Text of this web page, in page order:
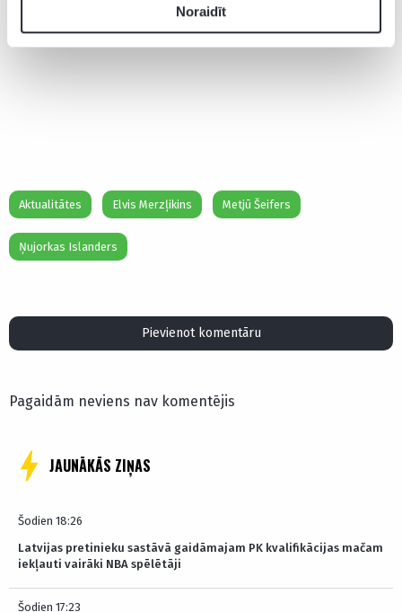
Noraidīt
Aktualitātes Elvis Merzļikins Metjū Šeifers
Ņujorkas Islanders
Pievienot komentāru
Pagaidām neviens nav komentējis
JAUNĀKĀS ZIŅAS
Šodien 18:26
Latvijas pretinieku sastāvā gaidāmajam PK kvalifikācijas mačam
iekļauti vairāki NBA spēlētāji
Šodien 17:23